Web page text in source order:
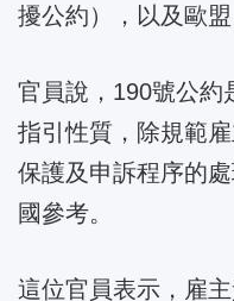
擾公約），以及歐
官員說，190號公約
指引性質，除規範
保護及申訴程序的
國參考。
這位官員表示，雇